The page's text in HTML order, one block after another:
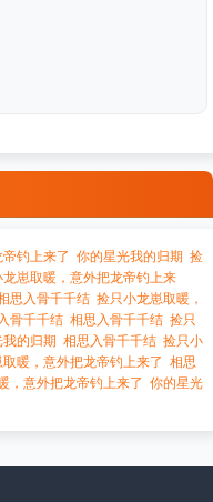
钓上来了 你的星光我的归期 捡
龙崽取暖，意外把龙帝钓上来
思入骨千千结 捡只小龙崽取暖，
骨千千结 相思入骨千千结 捡只
的归期 相思入骨千千结 捡只小
暖，意外把龙帝钓上来了 相思
，意外把龙帝钓上来了 你的星光